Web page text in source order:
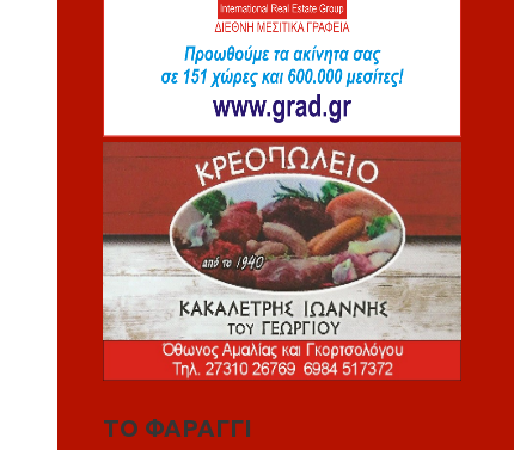
ΤΟ ΦΑΡΑΓΓΙ